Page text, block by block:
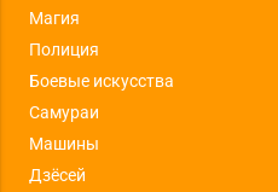
Магия
Полиция
Боевые искусства
Самураи
Машины
Дзёсей